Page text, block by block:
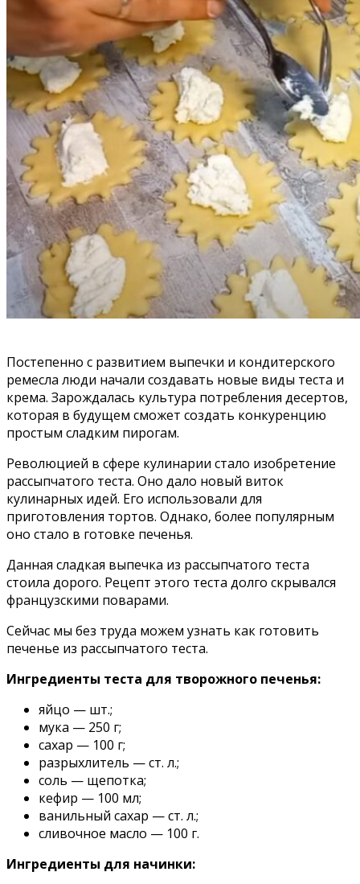
Постепенно с развитием выпечки и кондитерского
ремесла люди начали создавать новые виды теста и
крема. Зарождалась культура потребления десертов,
которая в будущем сможет создать конкуренцию
простым сладким пирогам.
Революцией в сфере кулинарии стало изобретение
рассыпчатого теста. Оно дало новый виток
кулинарных идей. Его использовали для
приготовления тортов. Однако, более популярным
оно стало в готовке печенья.
Данная сладкая выпечка из рассыпчатого теста
стоила дорого. Рецепт этого теста долго скрывался
французскими поварами.
Сейчас мы без труда можем узнать как готовить
печенье из рассыпчатого теста.
Ингредиенты теста для творожного печенья:
яйцо — шт.;
мука — 250 г;
сахар — 100 г;
разрыхлитель — ст. л.;
соль — щепотка;
кефир — 100 мл;
ванильный сахар — ст. л.;
сливочное масло — 100 г.
Ингредиенты для начинки: